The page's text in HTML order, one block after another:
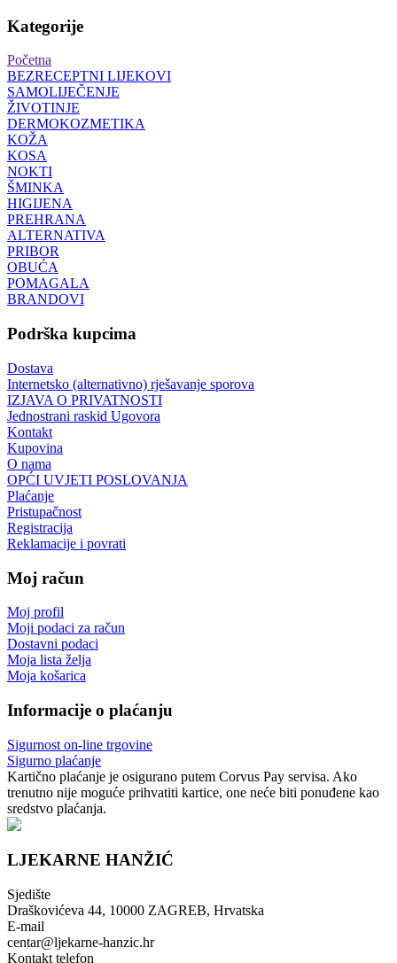
Kategorije
Početna
BEZRECEPTNI LIJEKOVI
SAMOLIJEČENJE
ŽIVOTINJE
DERMOKOZMETIKA
KOŽA
KOSA
NOKTI
ŠMINKA
HIGIJENA
PREHRANA
ALTERNATIVA
PRIBOR
OBUĆA
POMAGALA
BRANDOVI
Podrška kupcima
Dostava
Internetsko (alternativno) rješavanje sporova
IZJAVA O PRIVATNOSTI
Jednostrani raskid Ugovora
Kontakt
Kupovina
O nama
OPĆI UVJETI POSLOVANJA
Plaćanje
Pristupačnost
Registracija
Reklamacije i povrati
Moj račun
Moj profil
Moji podaci za račun
Dostavni podaci
Moja lista želja
Moja košarica
Informacije o plaćanju
Sigurnost on-line trgovine
Sigurno plaćanje
Kartično plaćanje je osigurano putem Corvus Pay servisa. Ako
trenutno nije moguće prihvatiti kartice, one neće biti ponuđene kao
sredstvo plaćanja.
LJEKARNE HANŽIĆ
Sjedište
Draškovićeva 44, 10000 ZAGREB, Hrvatska
E-mail
centar@ljekarne-hanzic.hr
Kontakt telefon